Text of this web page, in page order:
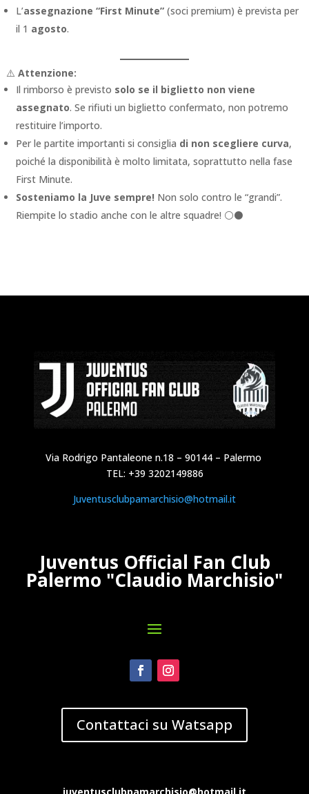
L’assegnazione “First Minute”(soci premium) è prevista per
il 1 agosto.
⚠️ Attenzione:
Il rimborso è previsto solo se il biglietto non viene
assegnato. Se rifiuti un biglietto confermato, non potremo
restituire l’importo.
Per le partite importanti si consiglia di non scegliere curva,
poiché la disponibilità è molto limitata, soprattutto nella fase
First Minute.
Sosteniamo la Juve sempre! Non solo contro le “grandi”.
Riempite lo stadio anche con le altre squadre! ⚪⚫
Via Rodrigo Pantaleone n.18 – 90144 – Palermo
TEL: +39 3202149886
Juventusclubpamarchisio@hotmail.it
Juventus Official Fan Club
Palermo "Claudio Marchisio"
Contattaci su Watsapp